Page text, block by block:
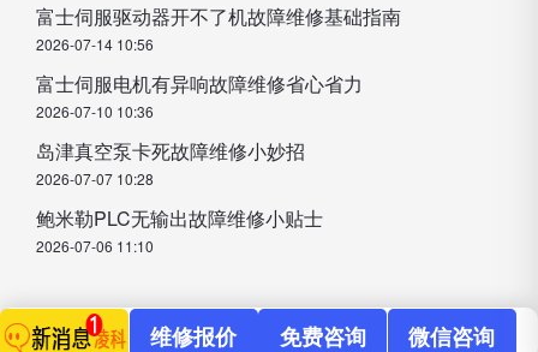
富士伺服驱动器开不了机故障维修基础指南
2026-07-14 10:56
富士伺服电机有异响故障维修省心省力
2026-07-10 10:36
岛津真空泵卡死故障维修小妙招
2026-07-07 10:28
鲍米勒PLC无输出故障维修小贴士
2026-07-06 11:10
维修报价 免费咨询 微信咨询